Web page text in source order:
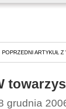
POPRZEDNI ARTYKUŁ Z
grudnia